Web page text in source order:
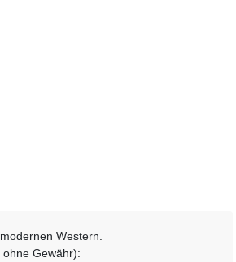
Western.
Gewähr):